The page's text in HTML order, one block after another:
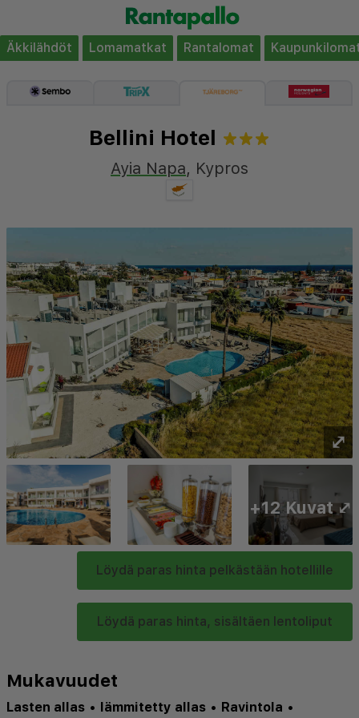
Äkkilähdöt Lomamatkat Rantalomat
Bellini Hotel
Ayia Napa, Kypros
⤢
Löydä paras hinta pelkästään hotellille
Löydä paras hinta, sisältäen lentoliput
+12 Kuvat ⤢
Mukavuudet
Lasten allas • lämmitetty allas • Ravintola •